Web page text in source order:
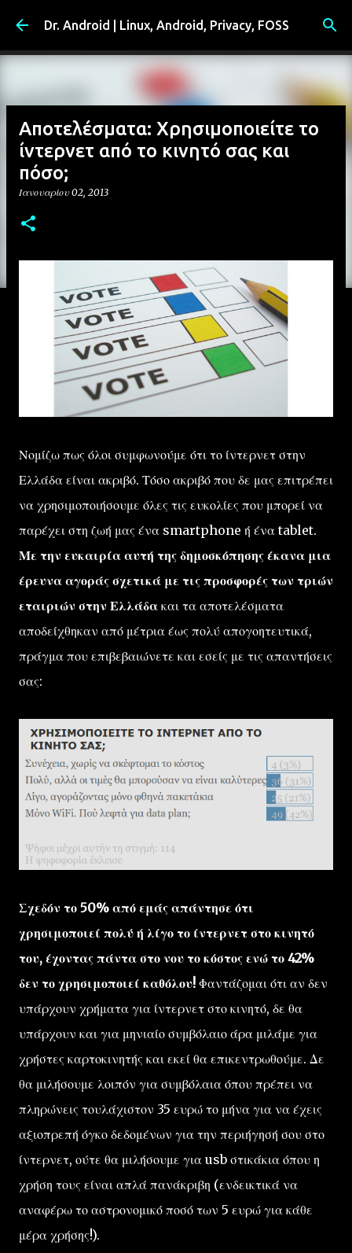
Μετάβαση στο κύριο περιεχόμενο
Dr. Android | Linux, Android, Privacy, FOSS
Αποτελέσματα: Χρησιμοποιείτε το
ίντερνετ από το κινητό σας και
πόσο;
Ιανουαρίου 02, 2013
Νομίζω πως όλοι συμφωνούμε ότι το ίντερνετ στην
Ελλάδα είναι ακριβό. Τόσο ακριβό που δε μας επιτρέπει
να χρησιμοποιήσουμε όλες τις ευκολίες που μπορεί να
παρέχει στη ζωή μας ένα smartphone ή ένα tablet.
Με την ευκαιρία αυτή της δημοσκόπησης έκανα μια
έρευνα αγοράς σχετικά με τις προσφορές των τριών
εταιριών στην Ελλάδα και τα αποτελέσματα
αποδείχθηκαν από μέτρια έως πολύ απογοητευτικά,
πράγμα που επιβεβαιώνετε και εσείς με τις απαντήσεις
σας:
Σχεδόν το 50% από εμάς απάντησε ότι
χρησιμοποιεί πολύ ή λίγο το ίντερνετ στο κινητό
του, έχοντας πάντα στο νου το κόστος ενώ το 42%
δεν το χρησιμοποιεί καθόλου! Φαντάζομαι ότι αν δεν
υπάρχουν χρήματα για ίντερνετ στο κινητό, δε θα
υπάρχουν και για μηνιαίο συμβόλαιο άρα μιλάμε για
χρήστες καρτοκινητής και εκεί θα επικεντρωθούμε. Δε
θα μιλήσουμε λοιπόν για συμβόλαια όπου πρέπει να
πληρώνεις τουλάχιστον 35 ευρώ το μήνα για να έχεις
αξιοπρεπή όγκο δεδομένων για την περιήγησή σου στο
ίντερνετ, ούτε θα μιλήσουμε για usb στικάκια όπου η
χρήση τους είναι απλά πανάκριβη (ενδεικτικά να
αναφέρω το αστρονομικό ποσό των 5 ευρώ για κάθε
μέρα χρήσης!).